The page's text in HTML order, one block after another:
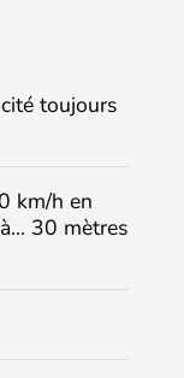
toujours
km/h en
30 mètres